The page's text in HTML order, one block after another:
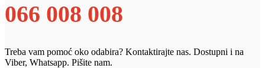
066 008 008
Treba vam pomoć oko odabira? Kontaktirajte nas. Dostupni i na
Viber, Whatsapp. Pišite nam.